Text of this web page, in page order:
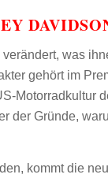
was
gehört im
Motorradkultur
der Gründe,
kommt die